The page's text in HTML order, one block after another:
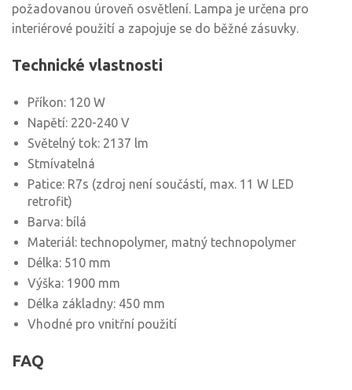
požadovanou úroveň osvětlení. Lampa je určena pro
interiérové použití a zapojuje se do běžné zásuvky.
Technické vlastnosti
Příkon: 120 W
Napětí: 220-240 V
Světelný tok: 2137 lm
Stmívatelná
Patice: R7s (zdroj není součástí, max. 11 W LED
retrofit)
Barva: bílá
Materiál: technopolymer, matný technopolymer
Délka: 510 mm
Výška: 1900 mm
Délka základny: 450 mm
Vhodné pro vnitřní použití
FAQ